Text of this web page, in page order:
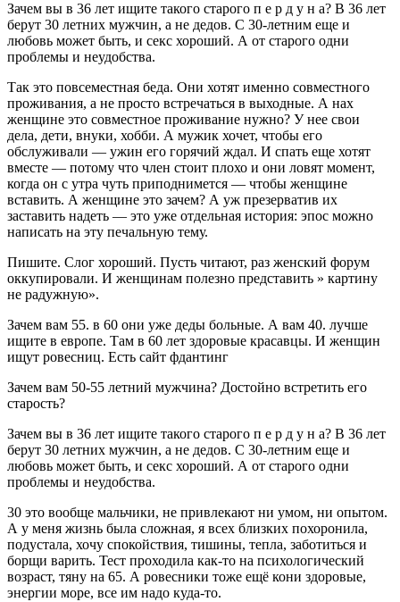
Зачем вы в 36 лет ищите такого старого п е р д у н а? В 36 лет
берут 30 летних мужчин, а не дедов. С 30-летним еще и
любовь может быть, и секс хороший. А от старого одни
проблемы и неудобства.
Так это повсеместная беда. Они хотят именно совместного
проживания, а не просто встречаться в выходные. А нах
женщине это совместное проживание нужно? У нее свои
дела, дети, внуки, хобби. А мужик хочет, чтобы его
обслуживали — ужин его горячий ждал. И спать еще хотят
вместе — потому что член стоит плохо и они ловят момент,
когда он с утра чуть приподнимется — чтобы женщине
вставить. А женщине это зачем? А уж презерватив их
заставить надеть — это уже отдельная история: эпос можно
написать на эту печальную тему.
Пишите. Слог хороший. Пусть читают, раз женский форум
оккупировали. И женщинам полезно представить » картину
не радужную».
Зачем вам 55. в 60 они уже деды больные. А вам 40. лучше
ищите в европе. Там в 60 лет здоровые красавцы. И женщин
ищут ровесниц. Есть сайт фдантинг
Зачем вам 50-55 летний мужчина? Достойно встретить его
старость?
Зачем вы в 36 лет ищите такого старого п е р д у н а? В 36 лет
берут 30 летних мужчин, а не дедов. С 30-летним еще и
любовь может быть, и секс хороший. А от старого одни
проблемы и неудобства.
30 это вообще мальчики, не привлекают ни умом, ни опытом.
А у меня жизнь была сложная, я всех близких похоронила,
подустала, хочу спокойствия, тишины, тепла, заботиться и
борщи варить. Тест проходила как-то на психологический
возраст, тяну на 65. А ровесники тоже ещё кони здоровые,
энергии море, все им надо куда-то.